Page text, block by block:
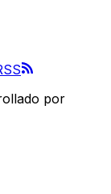
por